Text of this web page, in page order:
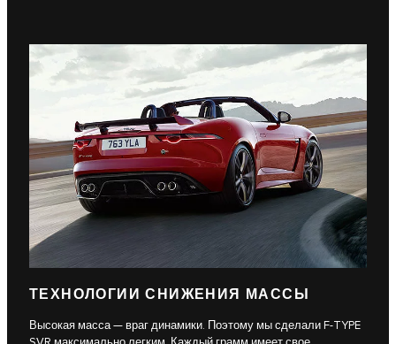
ТЕХНОЛОГИИ СНИЖЕНИЯ МАССЫ
Высокая масса — враг динамики. Поэтому мы сделали F-TYPE